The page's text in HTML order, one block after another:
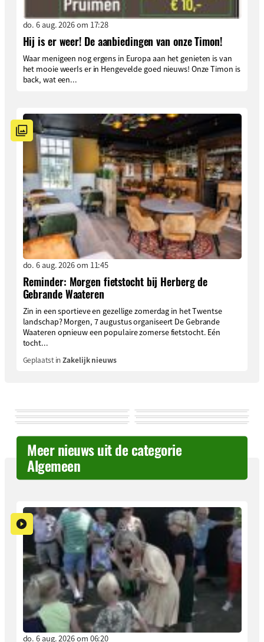
do. 6 aug. 2026 om 17:28
Hij is er weer! De aanbiedingen van onze Timon!
Waar menigeen nog ergens in Europa aan het genieten is van
het mooie weerIs er in Hengevelde goed nieuws! Onze Timon is
back, wat een...
do. 6 aug. 2026 om 11:45
Reminder: Morgen fietstocht bij Herberg de
Gebrande Waateren
Zin in een sportieve en gezellige zomerdag in het Twentse
landschap? Morgen, 7 augustus organiseert De Gebrande
Waateren opnieuw een populaire zomerse fietstocht. Eén
tocht...
Geplaatst inZakelijk nieuws
Meer nieuws uit de categorie
Algemeen
do. 6 aug. 2026 om 06:20